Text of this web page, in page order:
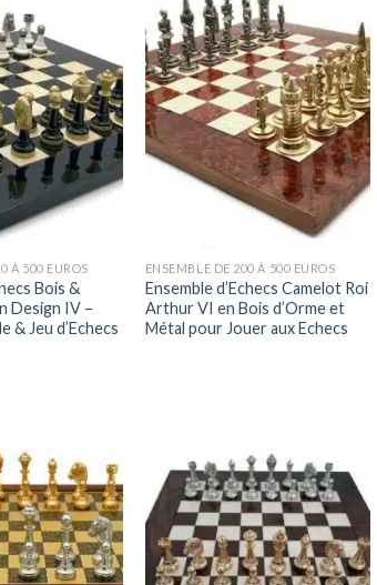
À 500 EUROS
Bois &
Design IV –
& Jeu d’Echecs
ENSEMBLE DE 200 À 500 EUROS
Ensemble d’Echecs Camelot Roi
Arthur VI en Bois d’Orme et
Métal pour Jouer aux Echecs